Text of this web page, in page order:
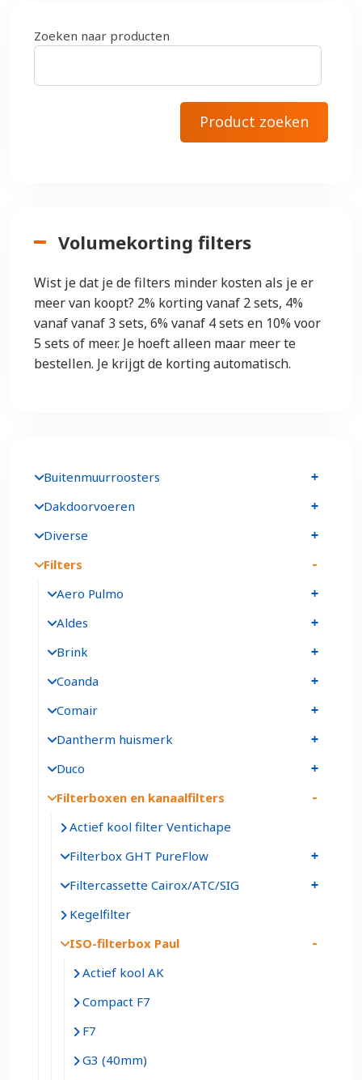
Zoeken naar producten
Volumekorting filters
Wist je dat je de filters minder kosten als je er
meer van koopt? 2% korting vanaf 2 sets, 4%
vanaf vanaf 3 sets, 6% vanaf 4 sets en 10% voor
5 sets of meer. Je hoeft alleen maar meer te
bestellen. Je krijgt de korting automatisch.
Buitenmuurroosters
Dakdoorvoeren
Diverse
Filters
Aero Pulmo
Aldes
Brink
Coanda
Comair
Dantherm huismerk
Duco
Filterboxen en kanaalfilters
Actief kool filter Ventichape
Filterbox GHT PureFlow
Filtercassette Cairox/ATC/SIG
Kegelfilter
ISO-filterbox Paul
Actief kool AK
Compact F7
F7
G3 (40mm)